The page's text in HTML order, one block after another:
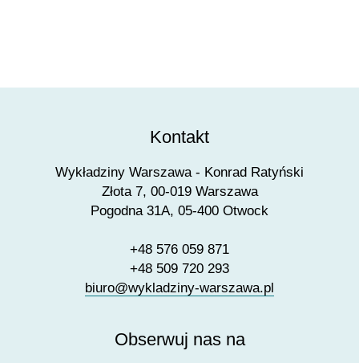
Kontakt
Wykładziny Warszawa - Konrad Ratyński
Złota 7, 00-019 Warszawa
Pogodna 31A, 05-400 Otwock
+48 576 059 871
+48 509 720 293
biuro@wykladziny-warszawa.pl
Obserwuj nas na